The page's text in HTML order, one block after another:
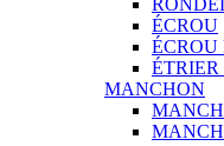
ÉCROU
MANCHON